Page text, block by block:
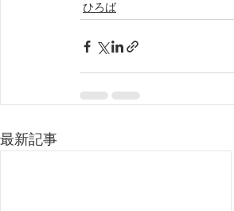
ひろば
最新記事